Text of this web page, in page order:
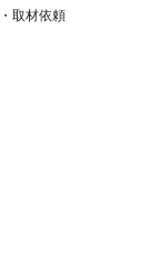
取材依頼